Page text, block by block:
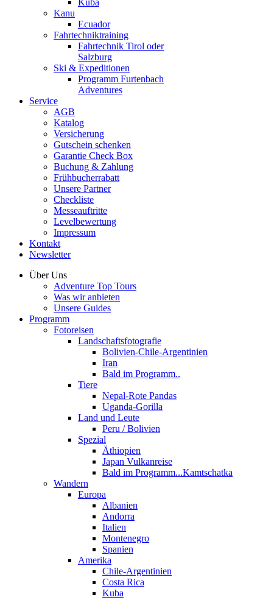
Kuba
Kanu
Ecuador
Fahrtechniktraining
Fahrtechnik Tirol oder
Salzburg
Ski & Expeditionen
Programm Furtenbach
Adventures
Service
AGB
Katalog
Versicherung
Gutschein schenken
Garantie Check Box
Buchung & Zahlung
Frühbucherrabatt
Unsere Partner
Checkliste
Messeauftritte
Levelbewertung
Impressum
Kontakt
Newsletter
Über Uns
Adventure Top Tours
Was wir anbieten
Unsere Guides
Programm
Fotoreisen
Landschaftsfotografie
Bolivien-Chile-Argentinien
Iran
Bald im Programm..
Tiere
Nepal-Rote Pandas
Uganda-Gorilla
Land und Leute
Peru / Bolivien
Spezial
Äthiopien
Japan Vulkanreise
Bald im Programm...Kamtschatka
Wandern
Europa
Albanien
Andorra
Italien
Montenegro
Spanien
Amerika
Chile-Argentinien
Costa Rica
Kuba